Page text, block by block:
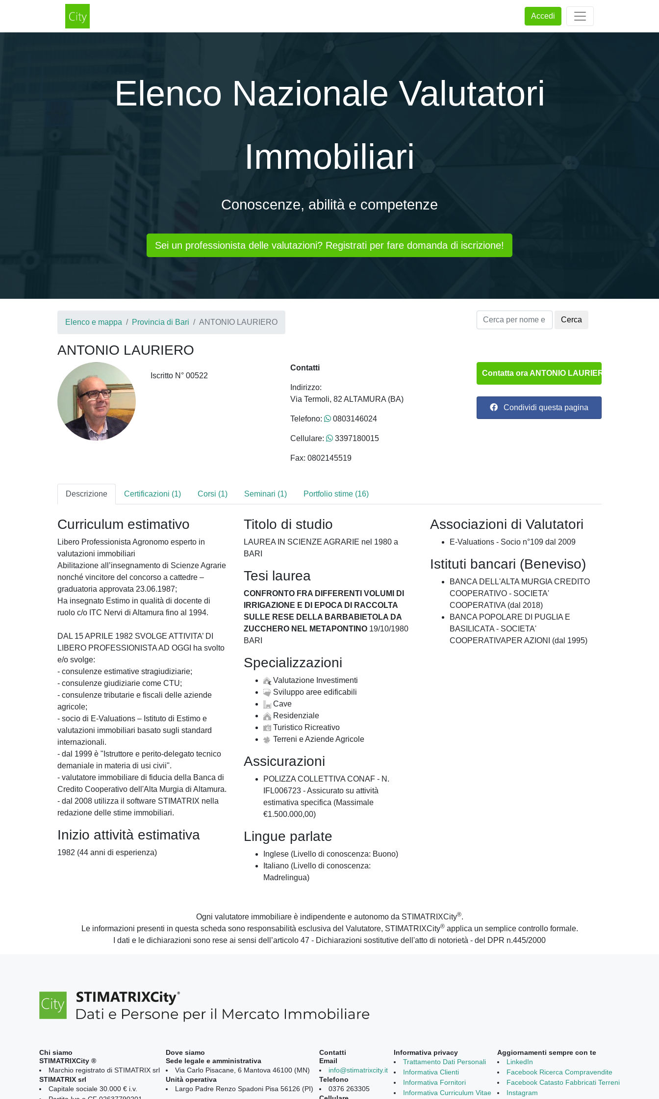
Accedi
Elenco Nazionale Valutatori
Immobiliari
Conoscenze, abilità e competenze
Sei un professionista delle valutazioni? Registrati per fare domanda di iscrizione!
Elenco e mappa Provincia di Bari ANTONIO LAURIERO Cerca
ANTONIO LAURIERO
Iscritto N° 00522
Contatti
Indirizzo:
Via Termoli, 82 ALTAMURA (BA)
Telefono: 0803146024
Cellulare: 3397180015
Fax: 0802145519
Contatta ora ANTONIO LAURIERO!
Condividi questa pagina
Descrizione Certificazioni (1) Corsi (1) Seminari (1) Portfolio stime (16)
Curriculum estimativo
Libero Professionista Agronomo esperto in
valutazioni immobiliari
Abilitazione all’insegnamento di Scienze Agrarie
nonché vincitore del concorso a cattedre –
graduatoria approvata 23.06.1987;
Ha insegnato Estimo in qualità di docente di
ruolo c/o ITC Nervi di Altamura fino al 1994.
DAL 15 APRILE 1982 SVOLGE ATTIVITA’ DI
LIBERO PROFESSIONISTA AD OGGI ha svolto
e/o svolge:
- consulenze estimative stragiudiziarie;
- consulenze giudiziarie come CTU;
- consulenze tributarie e fiscali delle aziende
agricole;
- socio di E-Valuations – Istituto di Estimo e
valutazioni immobiliari basato sugli standard
internazionali.
- dal 1999 è "Istruttore e perito-delegato tecnico
demaniale in materia di usi civii".
- valutatore immobiliare di fiducia della Banca di
Credito Cooperativo dell'Alta Murgia di Altamura.
- dal 2008 utilizza il software STIMATRIX nella
redazione delle stime immobiliari.
Inizio attività estimativa
1982 (44 anni di esperienza)
Titolo di studio
LAUREA IN SCIENZE AGRARIE nel 1980 a
BARI
Tesi laurea
CONFRONTO FRA DIFFERENTI VOLUMI DI
IRRIGAZIONE E DI EPOCA DI RACCOLTA
SULLE RESE DELLA BARBABIETOLA DA
ZUCCHERO NEL METAPONTINO 19/10/1980
BARI
Specializzazioni
Valutazione Investimenti
Sviluppo aree edificabili
Cave
Residenziale
Turistico Ricreativo
Terreni e Aziende Agricole
Assicurazioni
POLIZZA COLLETTIVA CONAF - N.
IFL006723 - Assicurato su attività
estimativa specifica (Massimale
€1.500.000,00)
Lingue parlate
Inglese (Livello di conoscenza: Buono)
Italiano (Livello di conoscenza:
Madrelingua)
Associazioni di Valutatori
E-Valuations - Socio n°109 dal 2009
Istituti bancari (Beneviso)
BANCA DELL'ALTA MURGIA CREDITO
COOPERATIVO - SOCIETA'
COOPERATIVA (dal 2018)
BANCA POPOLARE DI PUGLIA E
BASILICATA - SOCIETA'
COOPERATIVAPER AZIONI (dal 1995)
Ogni valutatore immobiliare è indipendente e autonomo da STIMATRIXCity®.
Le informazioni presenti in questa scheda sono responsabilità esclusiva del Valutatore, STIMATRIXCity®applica un semplice controllo formale.
I dati e le dichiarazioni sono rese ai sensi dell’articolo 47 - Dichiarazioni sostitutive dell'atto di notorietà - del DPR n.445/2000
Chi siamo
STIMATRIXCity ®
Marchio registrato di STIMATRIX srl
STIMATRIX srl
Capitale sociale 30.000 € i.v.
Dove siamo
Sede legale e amministrativa
Via Carlo Pisacane, 6 Mantova 46100 (MN)
Unità operativa
Largo Padre Renzo Spadoni Pisa 56126 (PI)
Contatti
Email
info@stimatrixcity.it
Telefono
0376 263305
Informativa privacy
Trattamento Dati Personali
Informativa Clienti
Informativa Fornitori
Informativa Curriculum Vitae
Aggiornamenti sempre con te
LinkedIn
Facebook Ricerca Compravendite
Facebook Catasto Fabbricati Terreni
Instagram